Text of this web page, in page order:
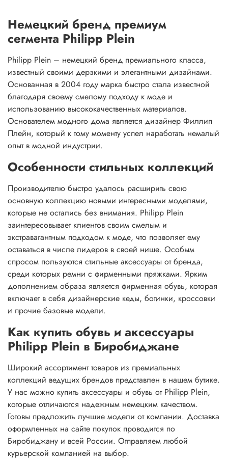
Немецкий бренд премиум
сегмента Philipp Plein
Philipp Plein – немецкий бренд премиального класса,
известный своими дерзкими и элегантными дизайнами.
Основанная в 2004 году марка быстро стала известной
благодаря своему смелому подходу к моде и
использованию высококачественных материалов.
Основателем модного дома является дизайнер Филлип
Плейн, который к тому моменту успел наработать немалый
опыт в модной индустрии.
Особенности стильных коллекций
Производителю быстро удалось расширить свою
основную коллекцию новыми интересными моделями,
которые не остались без внимания. Philipp Plein
заинтересовывает клиентов своим смелым и
экстравагантным подходом к моде, что позволяет ему
оставаться в числе лидеров в своей нише. Особым
спросом пользуются стильные аксессуары от бренда,
среди которых ремни с фирменными пряжками. Ярким
дополнением образа является фирменная обувь, которая
включает в себя дизайнерские кеды, ботинки, кроссовки
и прочие базовые модели.
Как купить обувь и аксессуары
Philipp Plein в Биробиджане
Широкий ассортимент товаров из премиальных
коллекций ведущих брендов представлен в нашем бутике.
У нас можно купить аксессуары и обувь от Philipp Plein,
которые отличаются надежным немецким качеством.
Готовы предложить лучшие модели от компании. Доставка
оформленных на сайте покупок проводится по
Биробиджану и всей России. Отправляем любой
курьерской компанией на выбор.